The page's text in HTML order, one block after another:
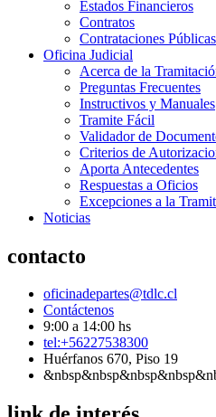
Estados Financieros
Contratos
Contrataciones Públicas
Oficina Judicial
Acerca de la
Preguntas Frecuentes
Instructivos y Manuales
Tramite Fácil
Validador de
Criterios de
Aporta Antecedentes
Respuestas a Oficios
Excepciones a la
Noticias
contacto
oficinadepartes@tdlc.cl
Contáctenos
9:00 a 14:00 hs
tel:+56227538300
Huérfanos 670, Piso 19